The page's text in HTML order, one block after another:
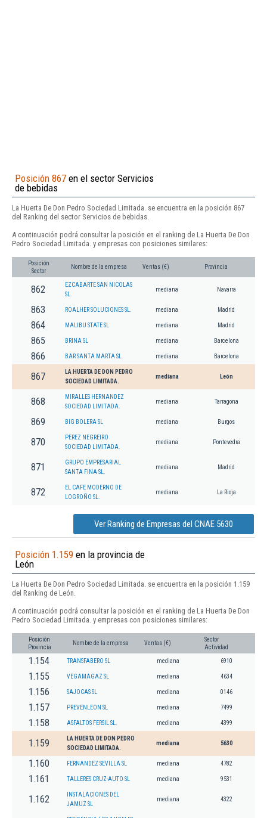
Posición 867 en el sector Servicios
de bebidas
La Huerta De Don Pedro Sociedad Limitada. se encuentra en la posición 867
del Ranking del sector Servicios de bebidas.
A continuación podrá consultar la posición en el ranking de La Huerta De Don
Pedro Sociedad Limitada. y empresas con posiciones similares:
Posición
Sector
Nombre de la empresa Ventas (€) Provincia
862
EZCABARTE SAN NICOLAS
SL.
mediana Navarra
863 ROALHER SOLUCIONES SL. mediana Madrid
864 MALIBU STATE SL mediana Madrid
865 BRINA SL mediana Barcelona
866 BAR SANTA MARTA SL mediana Barcelona
867
LA HUERTA DE DON PEDRO
SOCIEDAD LIMITADA.
mediana León
868
MIRALLES HERNANDEZ
SOCIEDAD LIMITADA.
mediana Tarragona
869 BIG BOLERA SL mediana Burgos
870
PEREZ NEGREIRO
SOCIEDAD LIMITADA.
mediana Pontevedra
871
GRUPO EMPRESARIAL
SANTA FINA SL.
mediana Madrid
872
EL CAFE MODERNO DE
LOGROÑO SL.
mediana La Rioja
Ver Ranking de Empresas del CNAE 5630
Posición 1.159 en la provincia de
León
La Huerta De Don Pedro Sociedad Limitada. se encuentra en la posición 1.159
del Ranking de León.
A continuación podrá consultar la posición en el ranking de La Huerta De Don
Pedro Sociedad Limitada. y empresas con posiciones similares:
Posición
Provincia
Nombre de la empresa Ventas (€)
Sector
Actividad
1.154 TRANSFABERO SL mediana 6910
1.155 VEGAMAGAZ SL mediana 4634
1.156 SAJOCAS SL mediana 0146
1.157 PREVENLEON SL mediana 7499
1.158 ASFALTOS FERSIL SL. mediana 4399
1.159
LA HUERTA DE DON PEDRO
SOCIEDAD LIMITADA.
mediana 5630
1.160 FERNANDEZ SEVILLA SL mediana 4782
1.161 TALLERES CRUZ-AUTO SL mediana 9531
1.162
INSTALACIONES DEL
JAMUZ SL
mediana 4322